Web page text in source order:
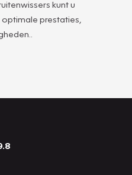
kunt u
prestaties,